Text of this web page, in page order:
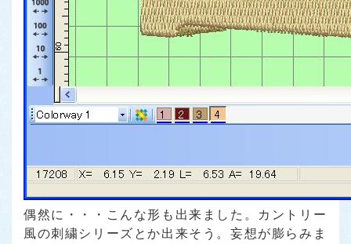
偶然に・・・こんな形も出来ました。カントリー
風の刺繍シリーズとか出来そう。妄想が膨らみま